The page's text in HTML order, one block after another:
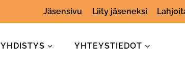
Jäsensivu Liity jäseneksi
YHDISTYS YHTEYSTIEDOT